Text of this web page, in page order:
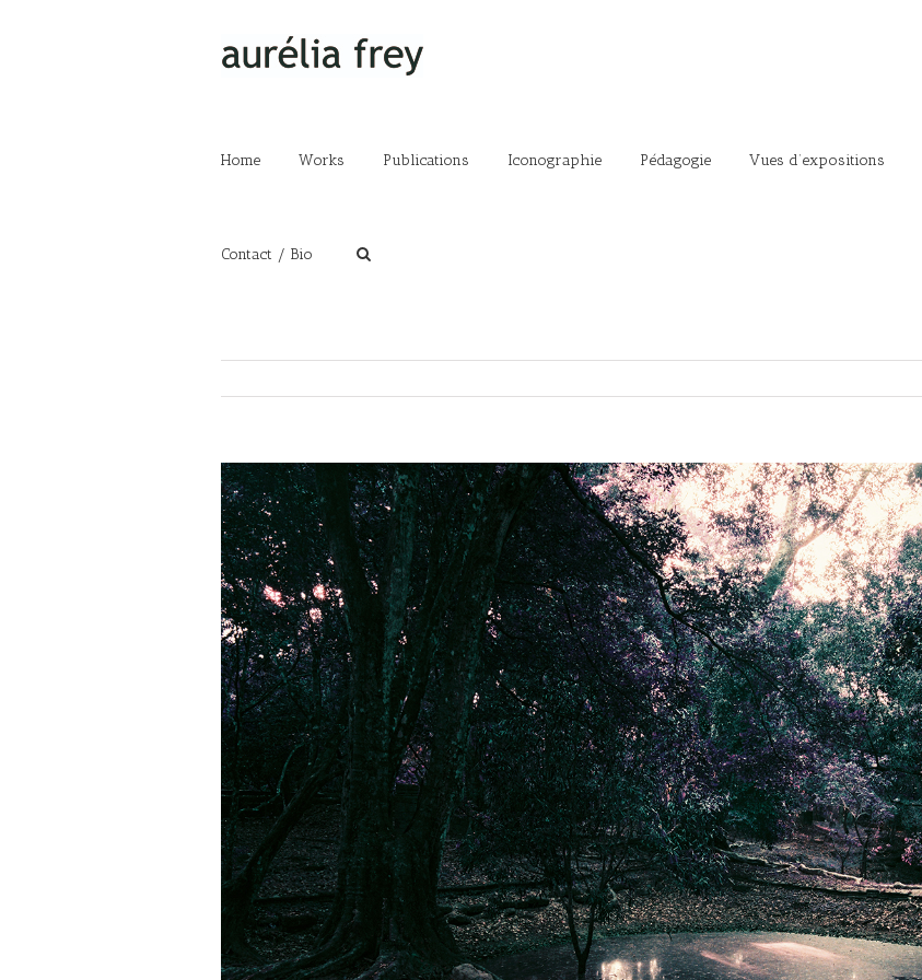
Home Works Publications Iconographie Pédagogie Vues d’expositions
Contact / Bio